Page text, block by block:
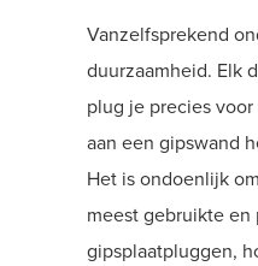
Vanzelfsprekend
duurzaamheid. Elk
plug je precies
aan een gipswand
Het is ondoenlijk
meest gebruikte
gipsplaatpluggen,